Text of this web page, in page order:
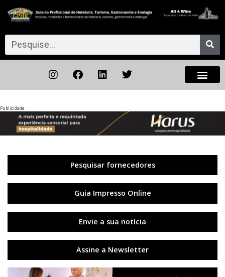
Publicidade
Pesquisar fornecedores
Guia Impresso Online
Envie a sua notícia
Assine a Newsletter